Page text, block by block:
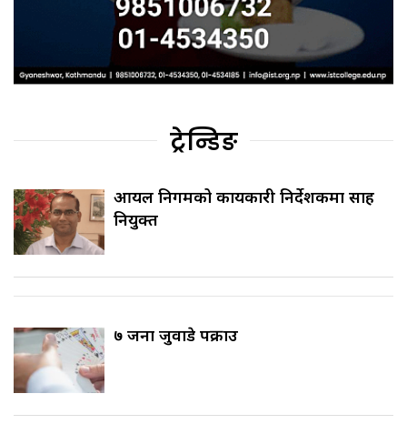
ट्रेन्डिङ
आयल निगमको कार्यकारी निर्देशकमा साह
नियुक्त
७ जना जुवाडे पक्राउ